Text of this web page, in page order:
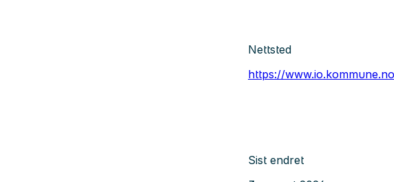
Nettsted
https://
Sist endret